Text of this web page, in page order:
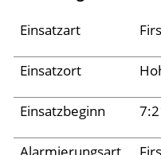
Einsätze
Archiv 2025
Archiv 2024
Archiv 2023
Einsatzart
Einsatzort
Einsatzbeginn